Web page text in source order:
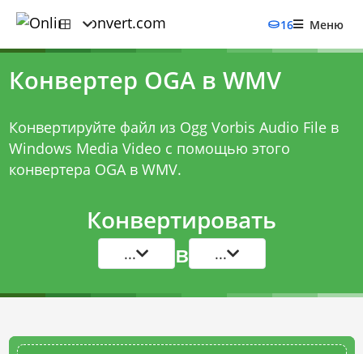
16 Меню
Конвертер OGA в WMV
Конвертируйте файл из Ogg Vorbis Audio File в
Windows Media Video с помощью этого
конвертера OGA в WMV.
Конвертировать
... в ...